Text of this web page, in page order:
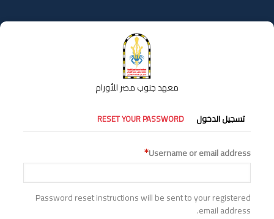
إلى
المحتوى
معهد جنوب مصر للأورام
التبويبات
الأساسية
تسجيل الدخول RESET YOUR PASSWORD
Username or email address
Password reset instructions will be sent to your registered
email address.